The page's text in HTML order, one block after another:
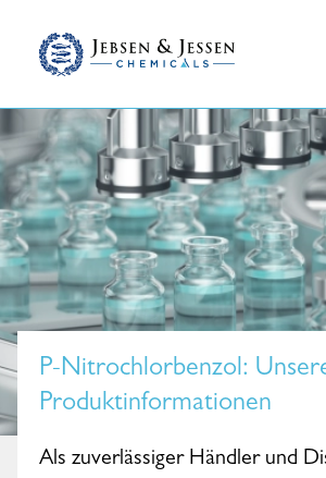
P-Nitrochlorbenzol:
Produktinformationen
Als zuverlässiger Händler und